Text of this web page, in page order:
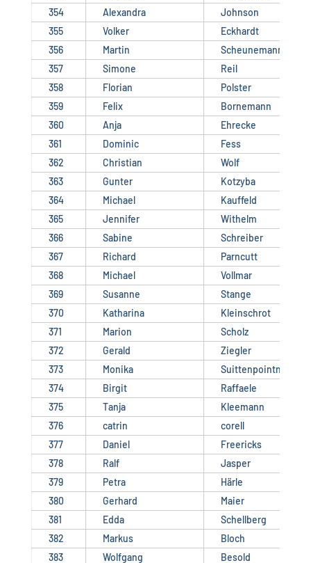
354
Alexandra
Johnson
355
Volker
Eckhardt
356
Martin
Scheunemann
357
Simone
Reil
358
Florian
Polster
359
Felix
Bornemann
360
Anja
Ehrecke
361
Dominic
Fess
362
Christian
Wolf
363
Gunter
Kotzyba
364
Michael
Kauffeld
365
Jennifer
Withelm
366
Sabine
Schreiber
367
Richard
Parncutt
368
Michael
Vollmar​
369
Susanne
Stange
370
Katharina
Kleinschrot
371
Marion
Scholz
372
Gerald
Ziegler
373
Monika
Suittenpointner
374
Birgit
Raffaele
375
Tanja
Kleemann
376
catrin
corell
377
Daniel
Freericks
378
Ralf
Jasper
379
Petra
Härle
380
Gerhard
Maier
381
Edda
Schellberg
382
Markus
Bloch
383
Wolfgang Besold